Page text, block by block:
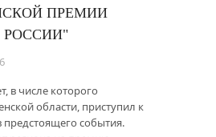
ПРЕМИИ
РОССИИ"
в числе которого
области, приступил к
предстоящего события.